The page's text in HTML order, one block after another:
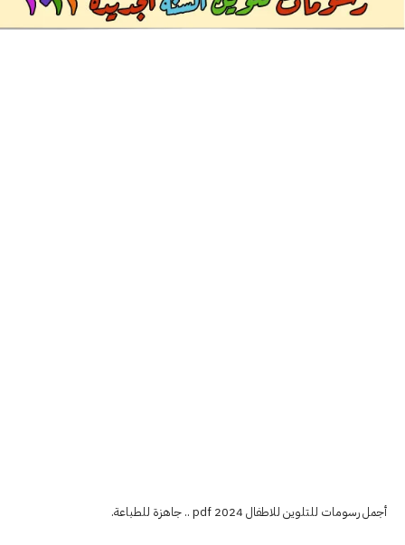
أجمل رسومات للتلوين للاطفال 2024 pdf .. جاهزة للطباعة.